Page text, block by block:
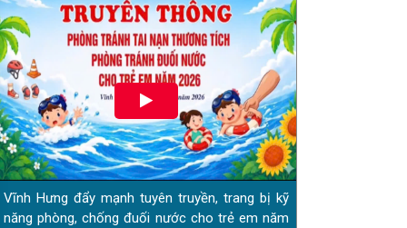
Vĩnh Hưng đẩy mạnh tuyên truyền, trang bị kỹ
năng phòng, chống đuối nước cho trẻ em năm